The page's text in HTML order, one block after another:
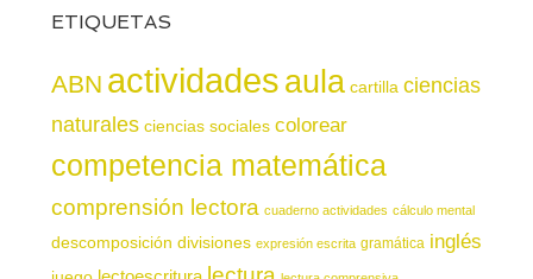
ETIQUETAS
ABN actividadesaula cartilla ciencias
naturales ciencias sociales colorear
competencia matemática
comprensión lectora cuaderno actividades cálculo mental
descomposición divisiones expresión escrita gramática inglés